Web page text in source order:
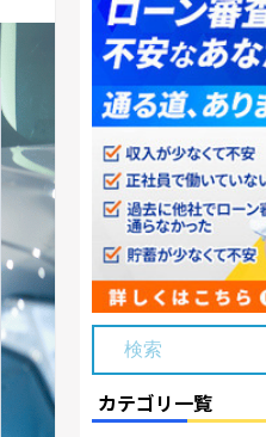
カテゴリ一覧